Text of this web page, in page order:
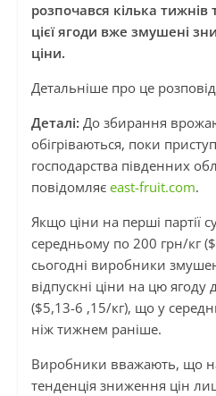
розпочався кілька
цієї ягоди вже змушені
ціни.
Детальніше про це
Деталі: До збирання
обігріваються, поки
господарства південних
повідомляє east-fruit.com.
Якщо ціни на перші партії
середньому по 200 грн/кг
сьогодні виробники
відпускні ціни на цю ягоду
($5,13-6 ,15/кг), що у
ніж тижнем раніше.
Виробники вважають, що
тенденція зниження цін